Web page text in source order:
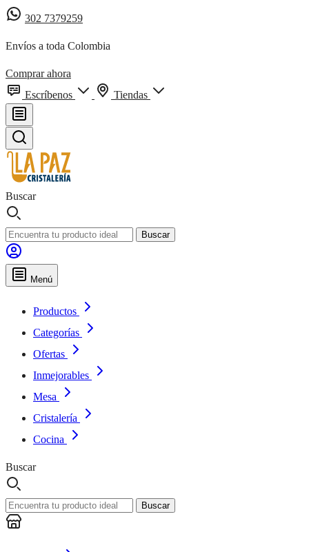
302 7379259
Envíos a toda Colombia
Comprar ahora
Escríbenos
Tiendas
Buscar
Buscar
Menú
Productos
Categorías
Ofertas
Inmejorables
Mesa
Cristalería
Cocina
Buscar
Buscar